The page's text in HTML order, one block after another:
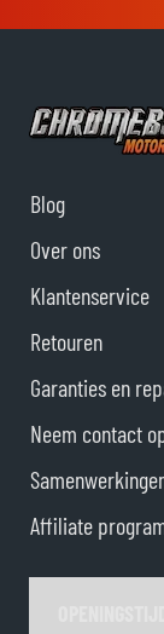
Blog
Over ons
Klantenservice
Retouren
Garanties en
Neem contact
Affiliate